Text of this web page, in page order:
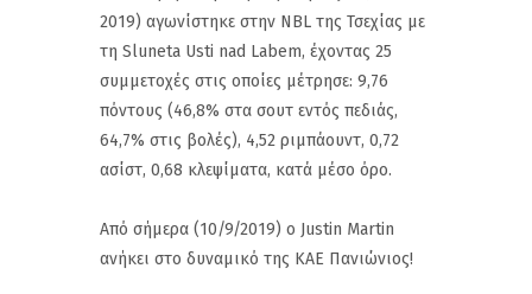
2019) αγωνίστηκε στην NBL της Τσεχίας με
τη Sluneta Usti nad Labem, έχοντας 25
συμμετοχές στις οποίες μέτρησε: 9,76
πόντους (46,8% στα σουτ εντός πεδιάς,
64,7% στις βολές), 4,52 ριμπάουντ, 0,72
ασίστ, 0,68 κλεψίματα, κατά μέσο όρο.
Από σήμερα (10/9/2019) ο Justin Martin
ανήκει στο δυναμικό της ΚΑΕ Πανιώνιος!